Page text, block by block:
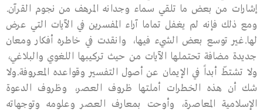
إشارات من بعض ما تلقي سماء وجدانه المرهف من نجوم القرآن.
ومع ذلك فإنه لم يغفل تماما آراء المفسرين في الآيات التي عرض
لها.غير توسع بعض الشيء فيها، وانقدت في خاطره أفكار ومعان
جديدة مضافة تحتملها الآيات من حيث تركيبها اللغوي والبلاغي،
ولا تشتطّ أبداً في الإيمان عن أصول التفسير وقواعده المعروفة.ولا
شك أن هذه الخطرات أملتها ظروف العصر، وظروف الدعوة
الإسلامية المعاصرة، وأوحت بمعارف العصر وعلومه وتوجهاته